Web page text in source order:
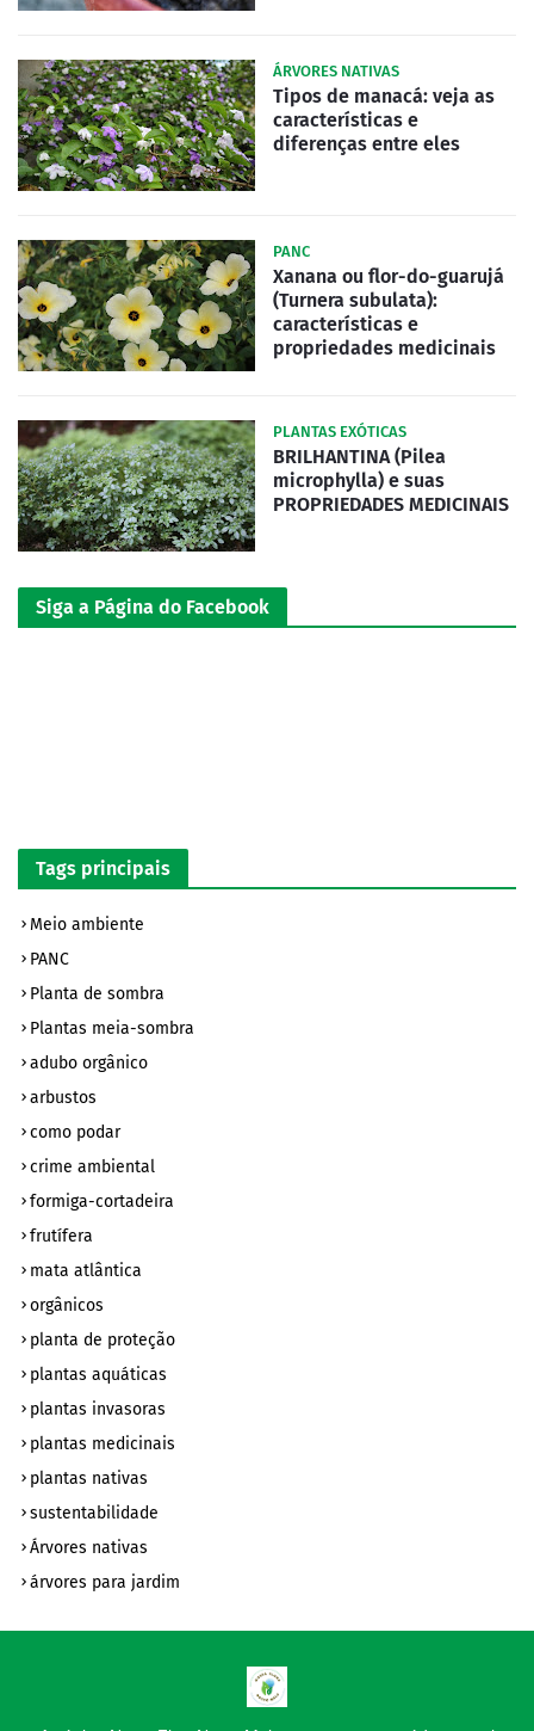
ÁRVORES NATIVAS
Tipos de manacá: veja as
características e
diferenças entre eles
PANC
Xanana ou flor-do-guarujá
(Turnera subulata):
características e
propriedades medicinais
PLANTAS EXÓTICAS
BRILHANTINA (Pilea
microphylla) e suas
PROPRIEDADES MEDICINAIS
Siga a Página do Facebook
Tags principais
Meio ambiente
PANC
Planta de sombra
Plantas meia-sombra
adubo orgânico
arbustos
como podar
crime ambiental
formiga-cortadeira
frutífera
mata atlântica
orgânicos
planta de proteção
plantas aquáticas
plantas invasoras
plantas medicinais
plantas nativas
sustentabilidade
Árvores nativas
árvores para jardim